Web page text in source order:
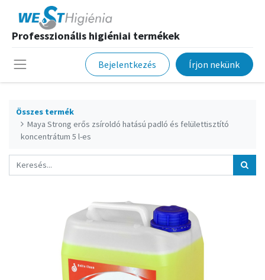
Professzionális higiéniai termékek
Bejelentkezés Írjon nekünk
Összes termék
Maya Strong erős zsíroldó hatású padló és felülettisztító
koncentrátum 5 l-es